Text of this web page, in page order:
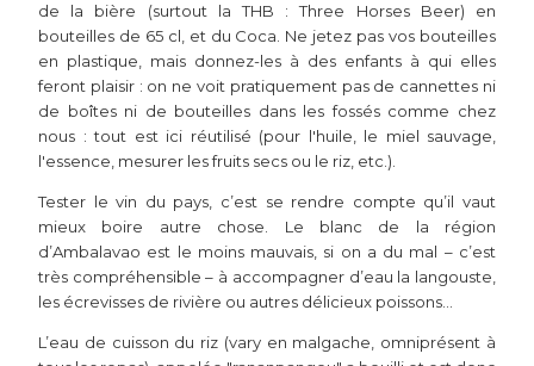
de la bière (surtout la THB : Three Horses Beer) en
bouteilles de 65 cl, et du Coca. Ne jetez pas vos bouteilles
en plastique, mais donnez-les à des enfants à qui elles
feront plaisir : on ne voit pratiquement pas de cannettes ni
de boîtes ni de bouteilles dans les fossés comme chez
nous : tout est ici réutilisé (pour l'huile, le miel sauvage,
l'essence, mesurer les fruits secs ou le riz, etc.).
Tester le vin du pays, c’est se rendre compte qu’il vaut
mieux boire autre chose. Le blanc de la région
d’Ambalavao est le moins mauvais, si on a du mal – c’est
très compréhensible – à accompagner d’eau la langouste,
les écrevisses de rivière ou autres délicieux poissons...
L’eau de cuisson du riz (vary en malgache, omniprésent à